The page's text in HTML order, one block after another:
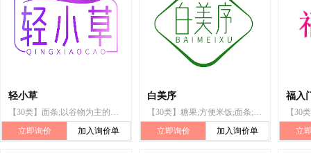
轻小草
【30类】面条;以谷物为主的零食小吃;面包;调味品;谷类制品;冰淇淋;糖果;茶;方便米饭;咖啡
立即询价
加入询价单
白美序
【30类】糖果;方便米饭;面条;冰淇淋;谷类制品;面包;调味品;茶;咖啡;以谷物为主的零食小吃
立即询价
加入询价单
福入
立